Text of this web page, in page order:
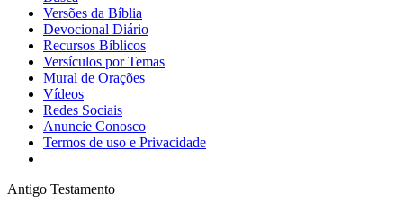
Versões da Bíblia
Devocional Diário
Recursos Bíblicos
Versículos por Temas
Mural de Orações
Vídeos
Redes Sociais
Anuncie Conosco
Termos de uso e Privacidade
Antigo Testamento